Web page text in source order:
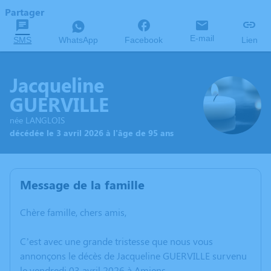
Partager
SMS WhatsApp Facebook E-mail Lien
Jacqueline
GUERVILLE
née LANGLOIS
décédée le 3 avril 2026 à l'âge de 95 ans
Message de la famille
Chère famille, chers amis,
C’est avec une grande tristesse que nous vous
annonçons le décès de Jacqueline GUERVILLE survenu